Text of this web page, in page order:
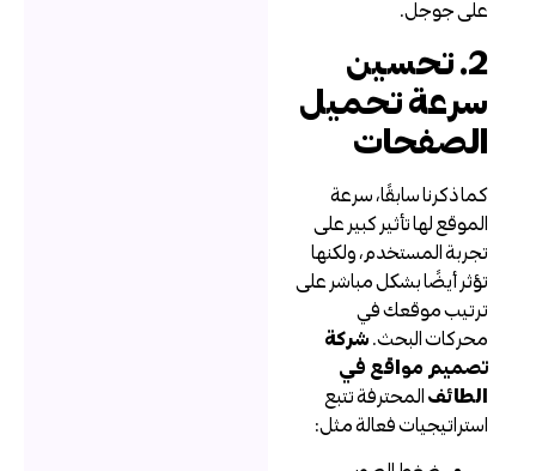
على جوجل.
2. تحسين
سرعة تحميل
الصفحات
كما ذكرنا سابقًا، سرعة
الموقع لها تأثير كبير على
تجربة المستخدم، ولكنها
تؤثر أيضًا بشكل مباشر على
ترتيب موقعك في
محركات البحث.شركة
تصميم مواقع في
الطائفالمحترفة تتبع
استراتيجيات فعالة مثل: